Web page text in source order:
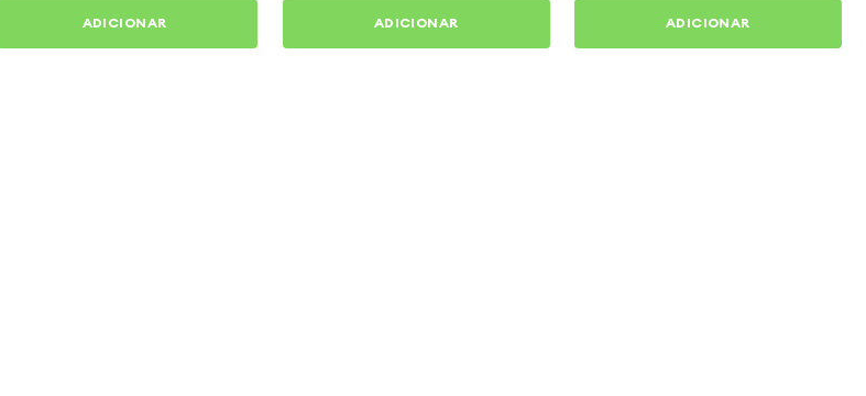
ADICIONAR ADICIONAR ADICIONAR